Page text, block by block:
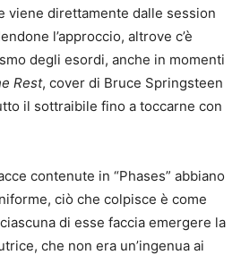
viene direttamente dalle session
l’approccio, altrove c’è
degli esordi, anche in momenti
Rest, cover di Bruce Springsteen
il sottraibile fino a toccarne con
contenute in “Phases” abbiano
ciò che colpisce è come
di esse faccia emergere la
che non era un’ingenua ai